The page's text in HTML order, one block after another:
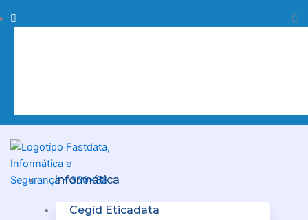
to
Procurar
Informática
Cegid Eticadata
Menu